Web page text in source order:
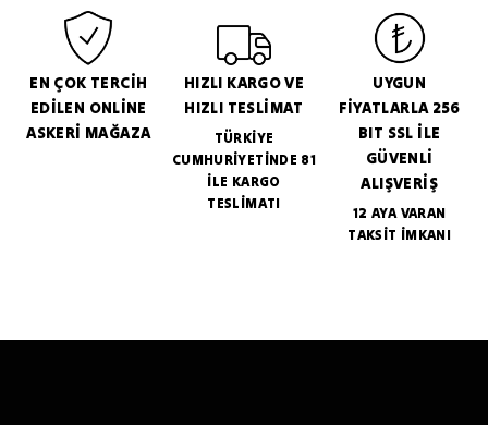
EN ÇOK TERCİH
EDİLEN ONLİNE
ASKERİ MAĞAZA
HIZLI KARGO VE
HIZLI TESLİMAT
TÜRKİYE
CUMHURİYETİNDE 81
İLE KARGO
TESLİMATI
UYGUN
FİYATLARLA 256
BIT SSL İLE
GÜVENLİ
ALIŞVERİŞ
12 AYA VARAN
TAKSİT İMKANI